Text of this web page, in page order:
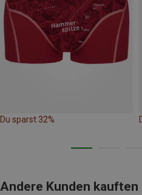
Du sparst 32%
Andere Kunden kauften